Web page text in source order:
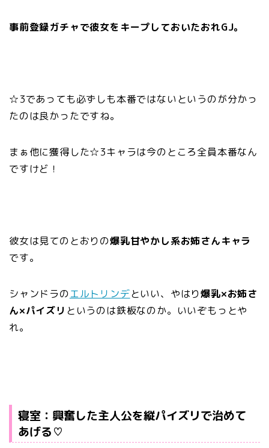
事前登録ガチャで彼女をキープしておいたおれGJ。
☆3であっても必ずしも本番ではないというのが分かっ
たのは良かったですね。
まぁ他に獲得した☆3キャラは今のところ全員本番なん
ですけど！
彼女は見てのとおりの爆乳甘やかし系お姉さんキャラ
です。
シャンドラのエルトリンデといい、やはり爆乳×お姉さ
ん×パイズリ というのは鉄板なのか。いいぞもっとや
れ。
寝室：興奮した主人公を縦パイズリで治めて
あげる♡